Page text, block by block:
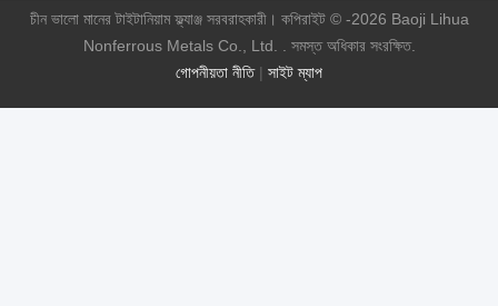
গোপনীয়তা নীতি| সাইট ম্যাপ
চীন ভালো মানের টাইটানিয়াম ফ্ল্যাঞ্জ সরবরাহকারী। কপিরাইট © -2026 Baoji Lihua
Nonferrous Metals Co., Ltd. . সমস্ত অধিকার সংরক্ষিত.